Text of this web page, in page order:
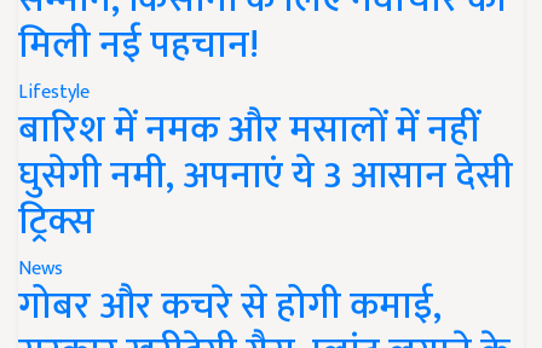
मिली नई पहचान!
Lifestyle
बारिश में नमक और मसालों में नहीं
घुसेगी नमी, अपनाएं ये 3 आसान देसी
ट्रिक्स
News
गोबर और कचरे से होगी कमाई,